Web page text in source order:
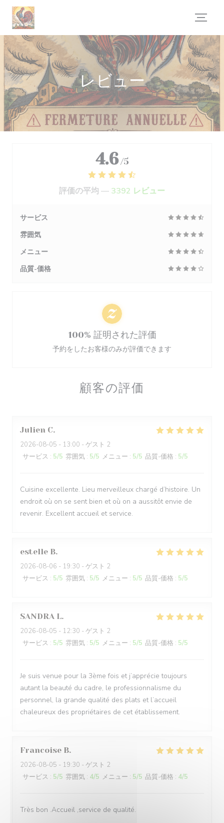
クッキー利用の管理について
レビュー
顧客の評価
Julien C
2026-08-05 - 13:00 - ゲスト 2
サービス : 5/5 雰囲気 : 5/5 メニュー : 5/5 品質-価格 : 5/5
Cuisine excellente. Lieu merveilleux chargé d’histoire. Un
endroit où on se sent bien et où on a aussitôt envie de
revenir. Excellent accueil et service.
estelle B
2026-08-06 - 19:30 - ゲスト 2
サービス : 5/5 雰囲気 : 5/5 メニュー : 5/5 品質-価格 : 5/5
SANDRA L
2026-08-05 - 12:30 - ゲスト 2
サービス : 5/5 雰囲気 : 5/5 メニュー : 5/5 品質-価格 : 5/5
Je suis venue pour la 3ème fois et j’apprécie toujours
autant la beauté du cadre, le professionnalisme du
personnel, la grande qualité des plats et l’accueil
chaleureux des propriétaires de cet établissement.
Francoise B
2026-08-05 - 19:30 - ゲスト 2
サービス : 5/5 雰囲気 : 4/5 メニュー : 5/5 品質-価格 : 4/5
Très bon .Accueil ,service de qualité.
4.6 /5
評価の平均 — 3392 レビュー
サービス
雰囲気
メニュー
品質-価格
100% 証明された評価
予約をしたお客様のみが評価できます